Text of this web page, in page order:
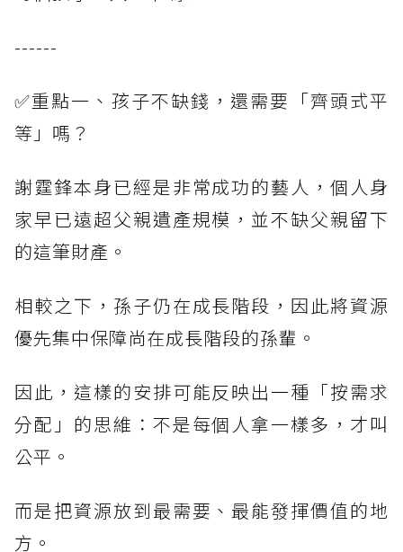
------
✅重點一、孩子不缺錢，還需要「齊頭式平
等」嗎？
謝霆鋒本身已經是非常成功的藝人，個人身
家早已遠超父親遺產規模，並不缺父親留下
的這筆財產。
相較之下，孫子仍在成長階段，因此將資源
優先集中保障尚在成長階段的孫輩。
因此，這樣的安排可能反映出一種「按需求
分配」的思維：不是每個人拿一樣多，才叫
公平。
而是把資源放到最需要、最能發揮價值的地
方。